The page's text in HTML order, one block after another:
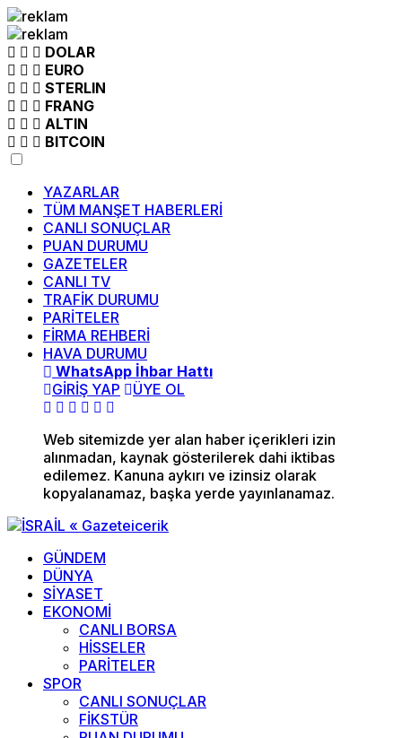
DOLAR
EURO
STERLIN
FRANG
ALTIN
BITCOIN
YAZARLAR
TÜM MANŞET HABERLERİ
CANLI SONUÇLAR
PUAN DURUMU
GAZETELER
CANLI TV
TRAFİK DURUMU
PARİTELER
FİRMA REHBERİ
HAVA DURUMU
WhatsApp İhbar Hattı
GİRİŞ YAP
ÜYE OL
Web sitemizde yer alan haber içerikleri izin
alınmadan, kaynak gösterilerek dahi iktibas
edilemez. Kanuna aykırı ve izinsiz olarak
kopyalanamaz, başka yerde yayınlanamaz.
GÜNDEM
DÜNYA
SİYASET
EKONOMİ
CANLI BORSA
HİSSELER
PARİTELER
SPOR
CANLI SONUÇLAR
FİKSTÜR